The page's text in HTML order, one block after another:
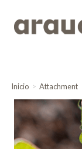
Inicio Attachment